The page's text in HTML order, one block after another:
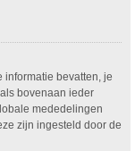
bevatten, je
bovenaan ieder
mededelingen
zijn ingesteld door de